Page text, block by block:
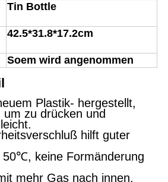
Tin Bottle
42.5*31.8*17.2cm
Soem wird angenommen
Plastik- hergestellt,
zu drücken und
hilft guter
50℃, keine Formänderung
mehr Gas nach innen.